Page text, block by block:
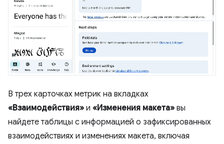
В трех карточках метрик на вкладках
«Взаимодействия» и «Изменения макета» вы
найдете таблицы с информацией о зафиксированных
взаимодействиях и изменениях макета, включая